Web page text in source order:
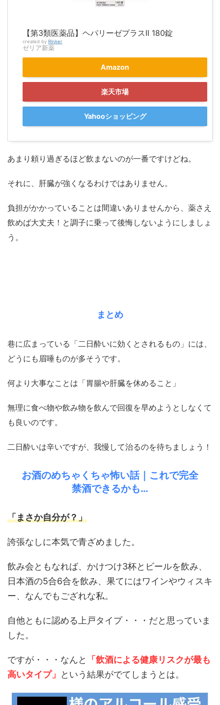
【第3類医薬品】ヘパリーゼプラスII 180錠
created by Rinker
ゼリア新薬
Amazon
楽天市場
Yahooショッピング
あまり頼り過ぎるほど飲まないのが一番ですけどね。
それに、肝臓が強くなるわけではありません。
負担がかかっていることは間違いありませんから、薬さえ
飲めば大丈夫！と調子に乗って後悔しないようにしましょ
う。
まとめ
巷に広まっている「二日酔いに効くとされるもの」には、
どうにも眉唾ものが多そうです。
何より大事なことは「胃腸や肝臓を休めること」
無理に食べ物や飲み物を飲んで回復を早めようとしなくて
も良いのです。
二日酔いは辛いですが、我慢して治るのを待ちましょう！
お酒のめちゃくちゃ怖い話｜これで完全
禁酒できるかも…
「まさか自分が？」
誇張なしに本気で青ざめました。
飲み会ともなれば、かけつけ3杯とビールを飲み、
日本酒の5合6合を飲み、果てにはワインやウィスキ
ー、なんでもござれな私。
自他ともに認める上戸タイプ・・・だと思っていま
した。
ですが・・・なんと
「飲酒による健康リスクが最も
高いタイプ」
という結果がでてしまうとは。